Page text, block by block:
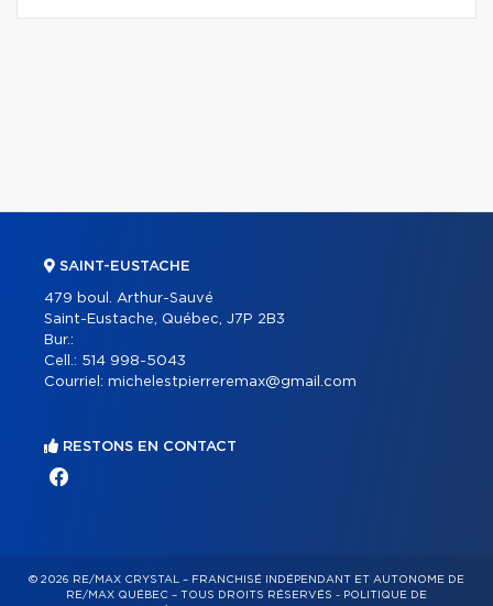
SAINT-EUSTACHE
479 boul. Arthur-Sauvé
Saint-Eustache, Québec, J7P 2B3
Bur.:
Cell.: 514 998-5043
Courriel: michelestpierreremax@gmail.com
RESTONS EN CONTACT
© 2026 RE/MAX CRYSTAL – FRANCHISÉ INDÉPENDANT ET AUTONOME DE
RE/MAX QUÉBEC – TOUS DROITS RÉSERVÉS - POLITIQUE DE